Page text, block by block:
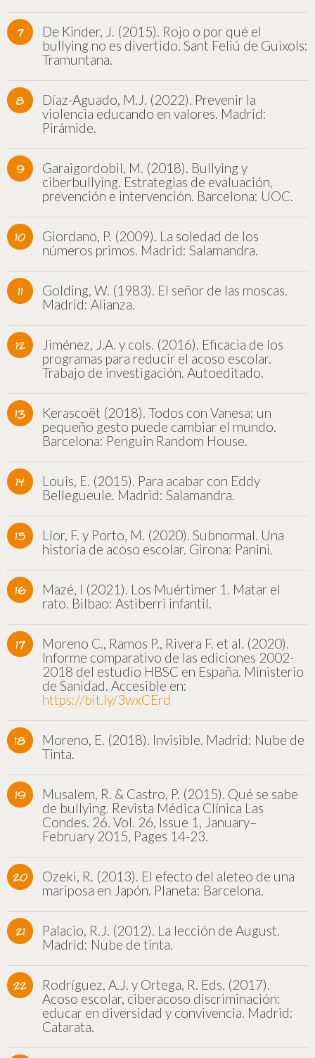
De Kinder, J. (2015). Rojo o por qué el
bullying no es divertido. Sant Feliú de Guixols:
Tramuntana.
Díaz-Aguado, M.J. (2022). Prevenir la
violencia educando en valores. Madrid:
Pirámide.
Garaigordobil, M. (2018). Bullying y
ciberbullying. Estrategias de evaluación,
prevención e intervención. Barcelona: UOC.
Giordano, P. (2009). La soledad de los
números primos. Madrid: Salamandra.
Golding, W. (1983). El señor de las moscas.
Madrid: Alianza.
Jiménez, J.A. y cols. (2016). Eficacia de los
programas para reducir el acoso escolar.
Trabajo de investigación. Autoeditado.
Kerascoët (2018). Todos con Vanesa: un
pequeño gesto puede cambiar el mundo.
Barcelona: Penguin Random House.
Louis, E. (2015). Para acabar con Eddy
Bellegueule. Madrid: Salamandra.
Llor, F. y Porto, M. (2020). Subnormal. Una
historia de acoso escolar. Girona: Panini.
Mazé, l (2021). Los Muértimer 1. Matar el
rato. Bilbao: Astiberri infantil.
Moreno C., Ramos P., Rivera F. et al. (2020).
Informe comparativo de las ediciones 2002-
2018 del estudio HBSC en España. Ministerio
de Sanidad. Accesible en:
https://bit.ly/3wxCErd
Moreno, E. (2018). Invisible. Madrid: Nube de
Tinta.
Musalem, R. & Castro, P. (2015). Qué se sabe
de bullying. Revista Médica Clínica Las
Condes. 26. Vol. 26, Issue 1, January–
February 2015, Pages 14-23.
Ozeki, R. (2013). El efecto del aleteo de una
mariposa en Japón. Planeta: Barcelona.
Palacio, R.J. (2012). La lección de August.
Madrid: Nube de tinta.
Rodríguez, A.J. y Ortega, R. Eds. (2017).
Acoso escolar, ciberacoso discriminación:
educar en diversidad y convivencia. Madrid:
Catarata.